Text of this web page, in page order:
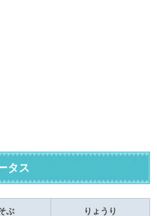
タス
ぶ りょうり